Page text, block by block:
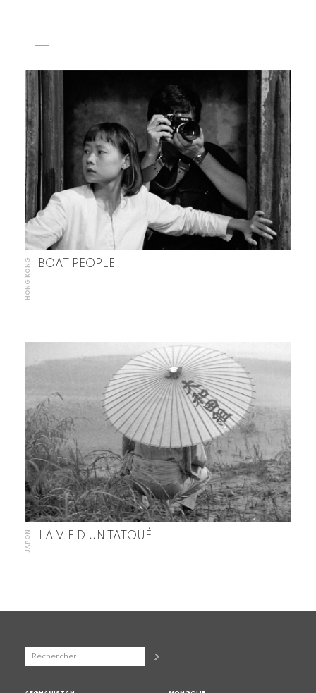
HONG KONG BOAT PEOPLE
JAPON LA VIE D’UN TATOUÉ